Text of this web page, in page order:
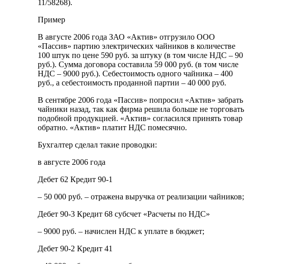
11/58268).
Пример
В августе 2006 года ЗАО «Актив» отгрузило ООО
«Пассив» партию электрических чайников в количестве
100 штук по цене 590 руб. за штуку (в том числе НДС – 90
руб.). Сумма договора составила 59 000 руб. (в том числе
НДС – 9000 руб.). Себестоимость одного чайника – 400
руб., а себестоимость проданной партии – 40 000 руб.
В сентябре 2006 года «Пассив» попросил «Актив» забрать
чайники назад, так как фирма решила больше не торговать
подобной продукцией. «Актив» согласился принять товар
обратно. «Актив» платит НДС помесячно.
Бухгалтер сделал такие проводки:
в августе 2006 года
Дебет 62 Кредит 90-1
– 50 000 руб. – отражена выручка от реализации чайников;
Дебет 90-3 Кредит 68 субсчет «Расчеты по НДС»
– 9000 руб. – начислен НДС к уплате в бюджет;
Дебет 90-2 Кредит 41